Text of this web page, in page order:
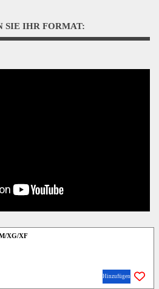
SIE IHR FORMAT:
XG/XF
Hinzufügen